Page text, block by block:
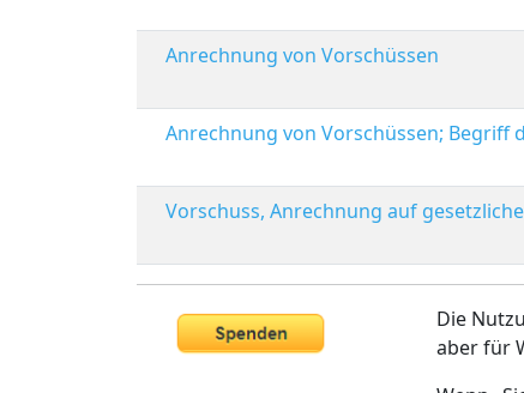
Anrechnung von Vorschüssen
Anrechnung von Vorschüssen; Begriff
Vorschuss, Anrechnung auf
Die
aber für